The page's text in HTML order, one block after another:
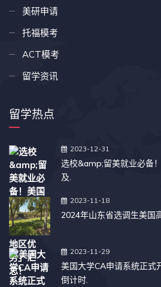
美研申请
托福模考
ACT模考
留学资讯
留学热点
2023-12-31
选校&amp;留美就业必备
及.
2023-11-18
2024年山东省选调生美国
2023-11-29
美国大学CA申请系统正式
倒计时.